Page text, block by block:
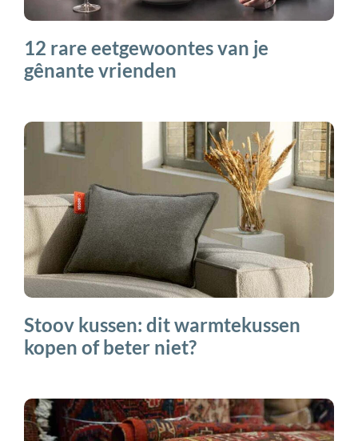
12 rare eetgewoontes van je
gênante vrienden
Stoov kussen: dit warmtekussen
kopen of beter niet?